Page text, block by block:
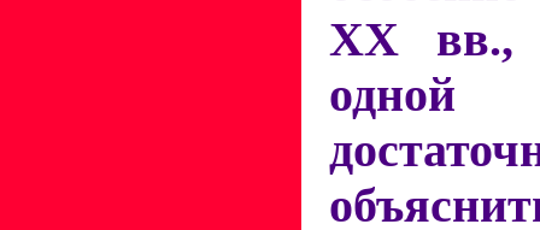
XX вв.,